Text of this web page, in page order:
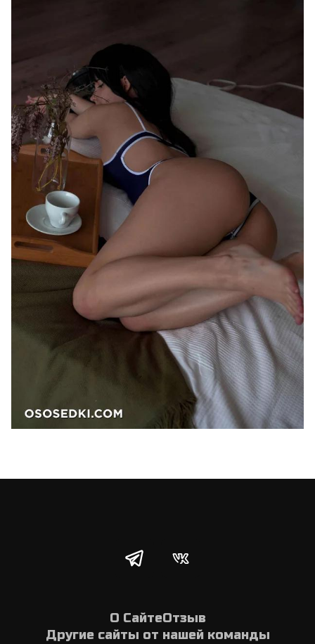
О СайтеОтзыв
Другие сайты от нашей команды